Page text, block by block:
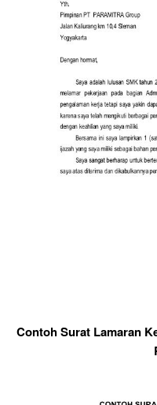
Contoh Surat Lamaran